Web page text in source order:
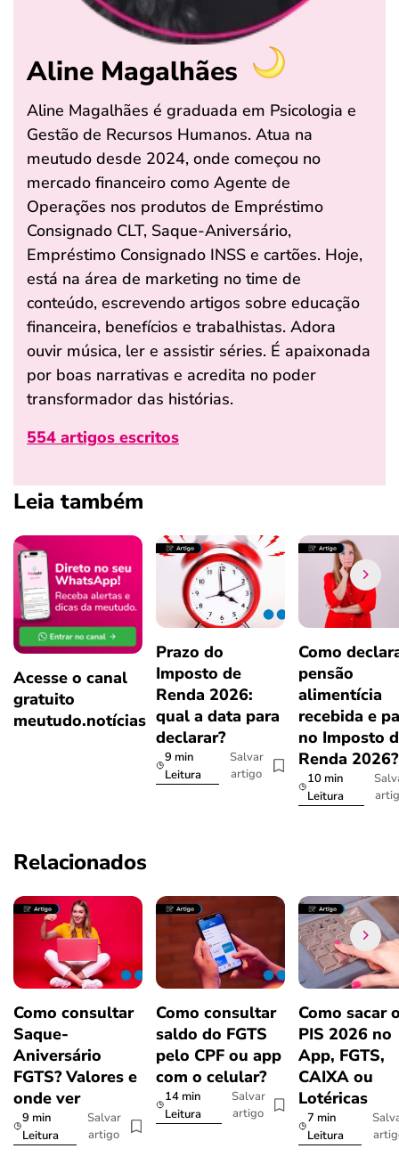
Aline Magalhães
Aline Magalhães é graduada em Psicologia e
Gestão de Recursos Humanos. Atua na
meutudo desde 2024, onde começou no
mercado financeiro como Agente de
Operações nos produtos de Empréstimo
Consignado CLT, Saque-Aniversário,
Empréstimo Consignado INSS e cartões. Hoje,
está na área de marketing no time de
conteúdo, escrevendo artigos sobre educação
financeira, benefícios e trabalhistas. Adora
ouvir música, ler e assistir séries. É apaixonada
por boas narrativas e acredita no poder
transformador das histórias.
554 artigos escritos
Leia também
Acesse o canal
gratuito
meutudo.notícias
Prazo do
Imposto de
Renda 2026:
qual a data para
declarar?
9 min
Leitura
Salvar
artigo
Como
pensão
alimentícia
recebida e
no Imposto
Renda
10 min
Leitura
Relacionados
Como consultar
Saque-
Aniversário
FGTS? Valores e
onde ver
9 min
Leitura
Salvar
artigo
Como consultar
saldo do FGTS
pelo CPF ou app
com o celular?
14 min
Leitura
Salvar
artigo
Como sacar
PIS 2026 no
App, FGTS,
CAIXA ou
Lotéricas
7 min
Leitura